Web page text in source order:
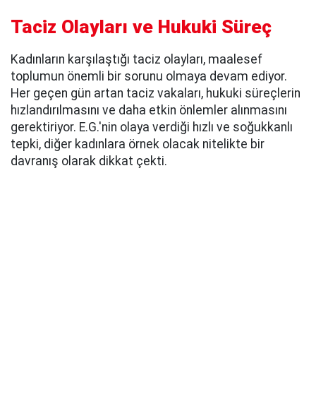
Taciz Olayları ve Hukuki Süreç
Kadınların karşılaştığı taciz olayları, maalesef
toplumun önemli bir sorunu olmaya devam ediyor.
Her geçen gün artan taciz vakaları, hukuki süreçlerin
hızlandırılmasını ve daha etkin önlemler alınmasını
gerektiriyor. E.G.'nin olaya verdiği hızlı ve soğukkanlı
tepki, diğer kadınlara örnek olacak nitelikte bir
davranış olarak dikkat çekti.